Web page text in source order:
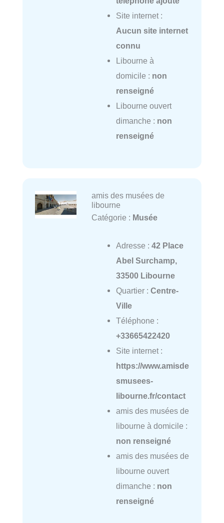
Site internet :
Aucun site internet
connu
Libourne à
domicile : non
renseigné
Libourne ouvert
dimanche : non
renseigné
amis des musées de
libourne
Catégorie : Musée
Adresse : 42 Place
Abel Surchamp,
33500 Libourne
Quartier : Centre-
Ville
Téléphone :
+33665422420
Site internet :
https://www.amisde
smusees-
libourne.fr/contact
amis des musées de
libourne à domicile :
non renseigné
amis des musées de
libourne ouvert
dimanche : non
renseigné